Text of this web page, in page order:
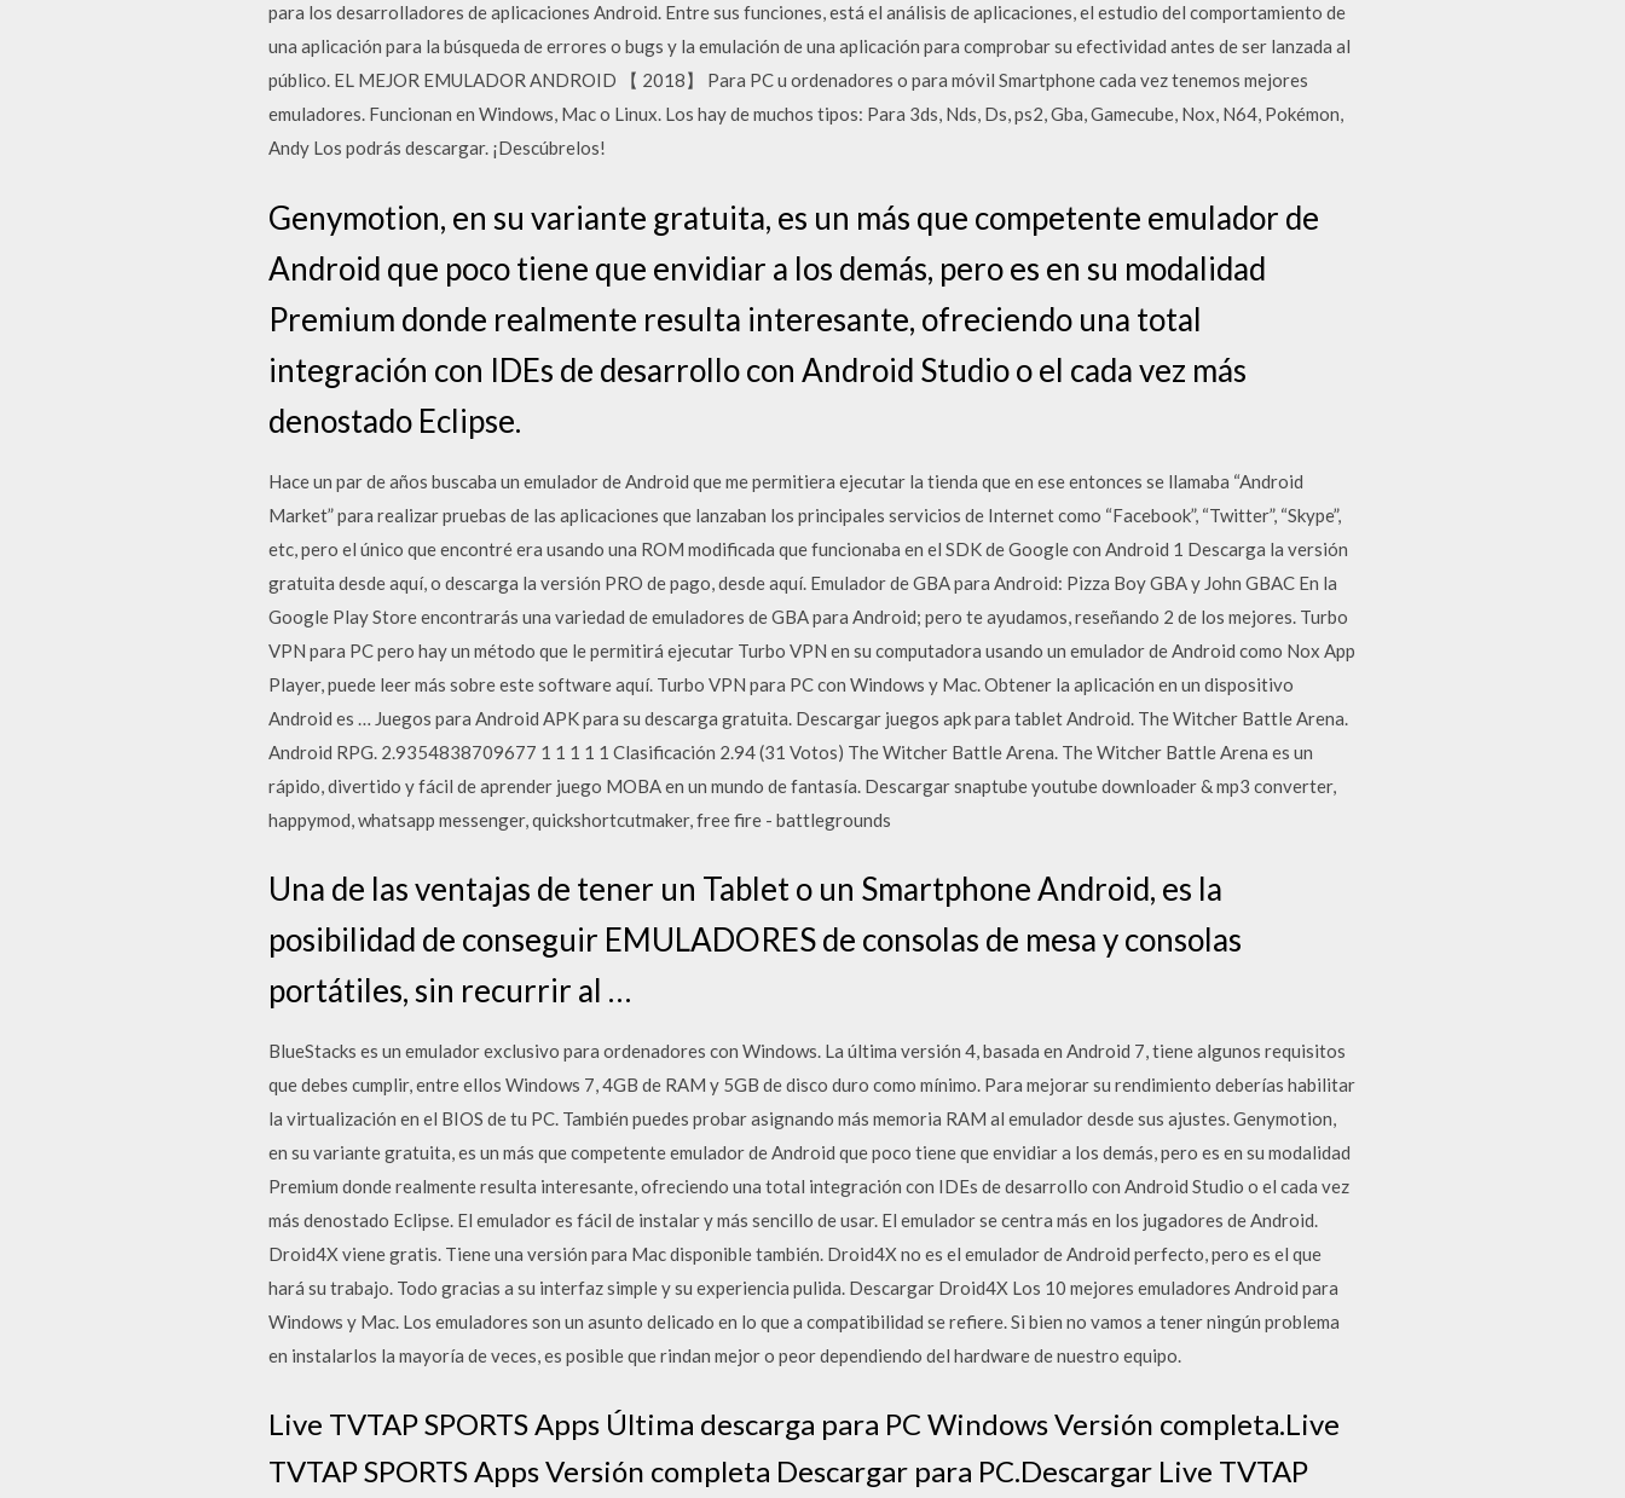
para los desarrolladores de aplicaciones Android. Entre sus funciones, está el análisis de aplicaciones, el estudio del comportamiento de
una aplicación para la búsqueda de errores o bugs y la emulación de una aplicación para comprobar su efectividad antes de ser lanzada al
público. EL MEJOR EMULADOR ANDROID 【 2018】 Para PC u ordenadores o para móvil Smartphone cada vez tenemos mejores
emuladores. Funcionan en Windows, Mac o Linux. Los hay de muchos tipos: Para 3ds, Nds, Ds, ps2, Gba, Gamecube, Nox, N64, Pokémon,
Andy Los podrás descargar. ¡Descúbrelos!
Genymotion, en su variante gratuita, es un más que competente emulador de
Android que poco tiene que envidiar a los demás, pero es en su modalidad
Premium donde realmente resulta interesante, ofreciendo una total
integración con IDEs de desarrollo con Android Studio o el cada vez más
denostado Eclipse.
Hace un par de años buscaba un emulador de Android que me permitiera ejecutar la tienda que en ese entonces se llamaba “Android
Market” para realizar pruebas de las aplicaciones que lanzaban los principales servicios de Internet como “Facebook”, “Twitter”, “Skype”,
etc, pero el único que encontré era usando una ROM modificada que funcionaba en el SDK de Google con Android 1 Descarga la versión
gratuita desde aquí, o descarga la versión PRO de pago, desde aquí. Emulador de GBA para Android: Pizza Boy GBA y John GBAC En la
Google Play Store encontrarás una variedad de emuladores de GBA para Android; pero te ayudamos, reseñando 2 de los mejores. Turbo
VPN para PC pero hay un método que le permitirá ejecutar Turbo VPN en su computadora usando un emulador de Android como Nox App
Player, puede leer más sobre este software aquí. Turbo VPN para PC con Windows y Mac. Obtener la aplicación en un dispositivo
Android es … Juegos para Android APK para su descarga gratuita. Descargar juegos apk para tablet Android. The Witcher Battle Arena.
Android RPG. 2.9354838709677 1 1 1 1 1 Clasificación 2.94 (31 Votos) The Witcher Battle Arena. The Witcher Battle Arena es un
rápido, divertido y fácil de aprender juego MOBA en un mundo de fantasía. Descargar snaptube youtube downloader & mp3 converter,
happymod, whatsapp messenger, quickshortcutmaker, free fire - battlegrounds
Una de las ventajas de tener un Tablet o un Smartphone Android, es la
posibilidad de conseguir EMULADORES de consolas de mesa y consolas
portátiles, sin recurrir al …
BlueStacks es un emulador exclusivo para ordenadores con Windows. La última versión 4, basada en Android 7, tiene algunos requisitos
que debes cumplir, entre ellos Windows 7, 4GB de RAM y 5GB de disco duro como mínimo. Para mejorar su rendimiento deberías habilitar
la virtualización en el BIOS de tu PC. También puedes probar asignando más memoria RAM al emulador desde sus ajustes. Genymotion,
en su variante gratuita, es un más que competente emulador de Android que poco tiene que envidiar a los demás, pero es en su modalidad
Premium donde realmente resulta interesante, ofreciendo una total integración con IDEs de desarrollo con Android Studio o el cada vez
más denostado Eclipse. El emulador es fácil de instalar y más sencillo de usar. El emulador se centra más en los jugadores de Android.
Droid4X viene gratis. Tiene una versión para Mac disponible también. Droid4X no es el emulador de Android perfecto, pero es el que
hará su trabajo. Todo gracias a su interfaz simple y su experiencia pulida. Descargar Droid4X Los 10 mejores emuladores Android para
Windows y Mac. Los emuladores son un asunto delicado en lo que a compatibilidad se refiere. Si bien no vamos a tener ningún problema
en instalarlos la mayoría de veces, es posible que rindan mejor o peor dependiendo del hardware de nuestro equipo.
Live TVTAP SPORTS Apps Última descarga para PC Windows Versión completa.Live
TVTAP SPORTS Apps Versión completa Descargar para PC.Descargar Live TVTAP